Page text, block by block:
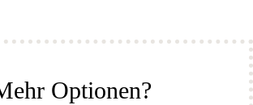
Optionen?